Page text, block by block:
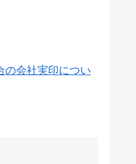
の会社実印につい